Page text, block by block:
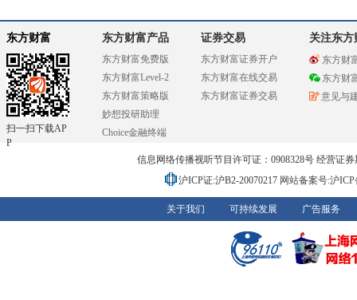
东方财富
扫一扫下载AP
P
东方财富产品
东方财富免费版
东方财富Level-2
东方财富策略版
妙想投研助理
Choice金融终端
证券交易
东方财富证券开户
东方财富在线交易
东方财富证券交易
关注东方
东方财
东方财
意见与
信息网络传播视听节目许可证：0908328号 经营证
沪ICP证:沪B2-20070217 网站备案号:沪
关于我们 可持续发展 广告服务